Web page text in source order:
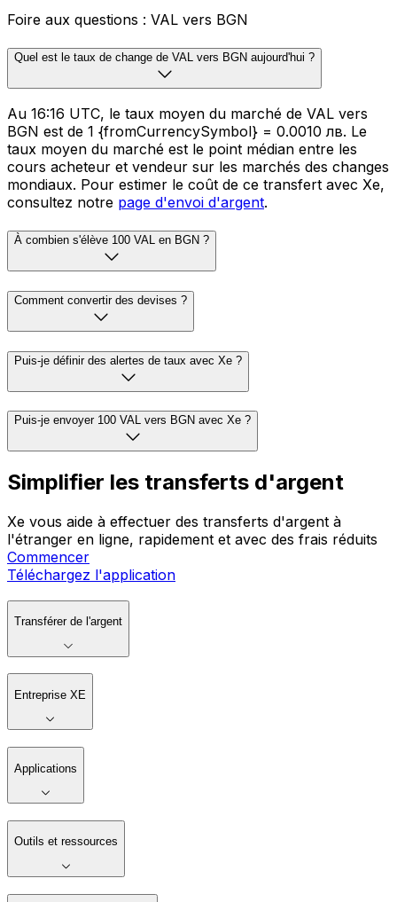
Foire aux questions : VAL vers BGN
Quel est le taux de change de VAL vers BGN aujourd'hui ?
Au 16:16 UTC, le taux moyen du marché de VAL vers
BGN est de 1 {fromCurrencySymbol} = 0.0010 лв. Le
taux moyen du marché est le point médian entre les
cours acheteur et vendeur sur les marchés des changes
mondiaux. Pour estimer le coût de ce transfert avec Xe,
consultez notre page d'envoi d'argent.
À combien s'élève 100 VAL en BGN ?
Comment convertir des devises ?
Puis-je définir des alertes de taux avec Xe ?
Puis-je envoyer 100 VAL vers BGN avec Xe ?
Simplifier les transferts d'argent
Xe vous aide à effectuer des transferts d'argent à
l'étranger en ligne, rapidement et avec des frais réduits
Commencer
Téléchargez l'application
Transférer de l'argent
Entreprise XE
Applications
Outils et ressources